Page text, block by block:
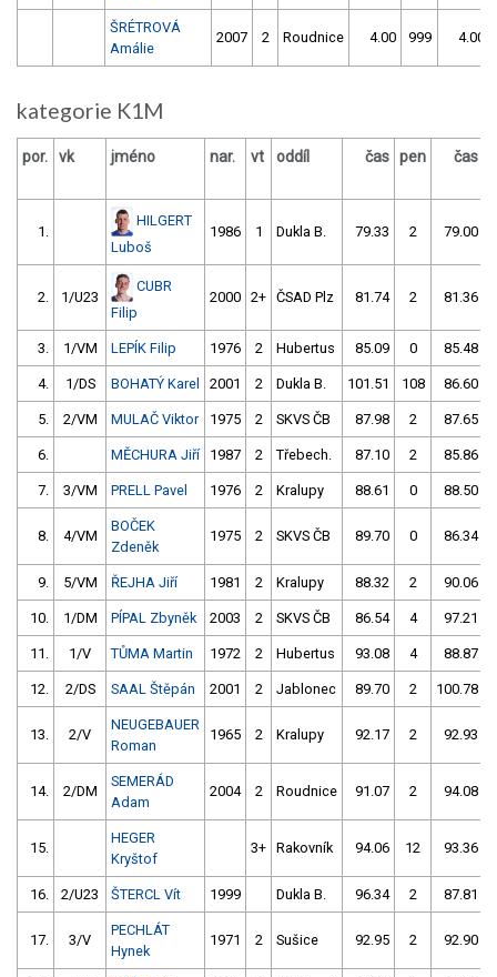
ŠRÉTROVÁ
Amálie
2007 2 Roudnice 4.00 999 4.00
kategorie K1M
por. vk jméno nar. vt oddíl čas pen čas
1.
HILGERT
Luboš
1986 1 Dukla B. 79.33 2 79.00
2. 1/U23
CUBR
Filip
2000 2+ ČSAD Plz 81.74 2 81.36
3. 1/VM LEPÍK Filip 1976 2 Hubertus 85.09 0 85.48
4. 1/DS BOHATÝ Karel 2001 2 Dukla B. 101.51 108 86.60
5. 2/VM MULAČ Viktor 1975 2 SKVS ČB 87.98 2 87.65
6. MĚCHURA Jiří 1987 2 Třebech. 87.10 2 85.86
7. 3/VM PRELL Pavel 1976 2 Kralupy 88.61 0 88.50
8. 4/VM
BOČEK
Zdeněk
1975 2 SKVS ČB 89.70 0 86.34
9. 5/VM ŘEJHA Jiří 1981 2 Kralupy 88.32 2 90.06
10. 1/DM PÍPAL Zbyněk 2003 2 SKVS ČB 86.54 4 97.21
11. 1/V TŮMA Martin 1972 2 Hubertus 93.08 4 88.87
12. 2/DS SAAL Štěpán 2001 2 Jablonec 89.70 2 100.78
13. 2/V
NEUGEBAUER
Roman
1965 2 Kralupy 92.17 2 92.93
14. 2/DM
SEMERÁD
Adam
2004 2 Roudnice 91.07 2 94.08
15.
HEGER
Kryštof
3+ Rakovník 94.06 12 93.36
16. 2/U23 ŠTERCL Vít 1999 Dukla B. 96.34 2 87.81
17. 3/V
PECHLÁT
Hynek
1971 2 Sušice 92.95 2 92.90